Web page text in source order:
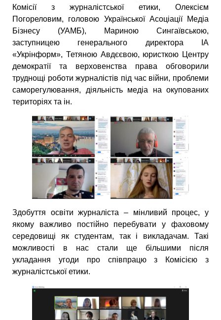
Комісії з журналістської етики, Олексієм
Погореловим, головою Української Асоціації Медіа
Бізнесу (УАМБ), Мариною Сингаївською,
заступницею генерального директора ІА
«Укрінформ», Тетяною Авдєєвою, юристкою Центру
демократії та верховенства права обговорили
труднощі роботи журналістів під час війни, проблеми
саморегулювання, діяльність медіа на окупованих
територіях та ін.
Здобуття освіти журналіста – мінливий процес, у
якому важливо постійно перебувати у фаховому
середовищі як студентам, так і викладачам. Такі
можливості в нас стали ще більшими після
укладання угоди про співпрацю з Комісією з
журналістської етики.